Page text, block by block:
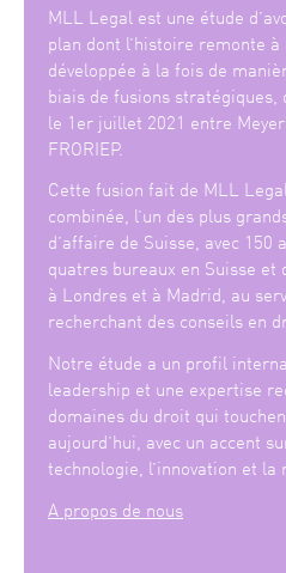
MLL Legal est une étude
plan dont l’histoire remonte à
développée à la fois de
biais de fusions
le 1er juillet 2021 entre
FRORIEP.
Cette fusion fait de MLL
combinée, l’un des plus
d’affaire de Suisse, avec 150
quatres bureaux en Suisse et
à Londres et à Madrid, au
recherchant des conseils en
Notre étude a un profil
leadership et une expertise
domaines du droit qui
aujourd’hui, avec un accent
technologie, l’innovation et
A propos de nous